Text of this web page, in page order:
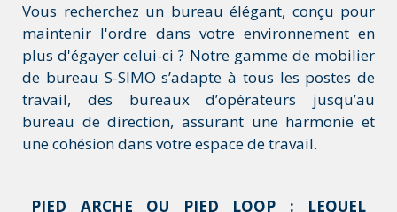
Vous recherchez un bureau élégant, conçu pour
maintenir l'ordre dans votre environnement en
plus d'égayer celui-ci ? Notre gamme de mobilier
de bureau S-SIMO s’adapte à tous les postes de
travail, des bureaux d’opérateurs jusqu’au
bureau de direction, assurant une harmonie et
une cohésion dans votre espace de travail.
PIED ARCHE OU PIED LOOP : LEQUEL